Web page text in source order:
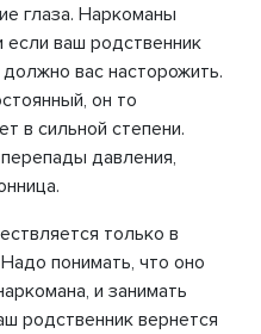
глаза. Наркоманы
если ваш родственник
вас насторожить.
он то
в сильной степени.
давления,
только в
понимать, что оно
и занимать
родственник вернется